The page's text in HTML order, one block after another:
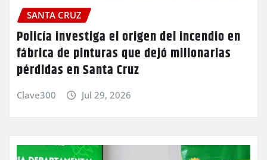
SANTA CRUZ
Policía investiga el origen del incendio en
fábrica de pinturas que dejó millonarias
pérdidas en Santa Cruz
Clave300 Jul 29, 2026